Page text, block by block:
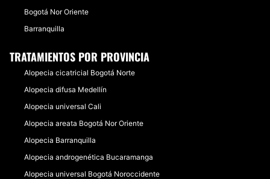
Bogotá Nor Oriente
Barranquilla
TRATAMIENTOS POR PROVINCIA
Alopecia cicatricial Bogotá Norte
Alopecia difusa Medellín
Alopecia universal Cali
Alopecia areata Bogotá Nor Oriente
Alopecia Barranquilla
Alopecia androgenética Bucaramanga
Alopecia universal Bogotá Noroccidente